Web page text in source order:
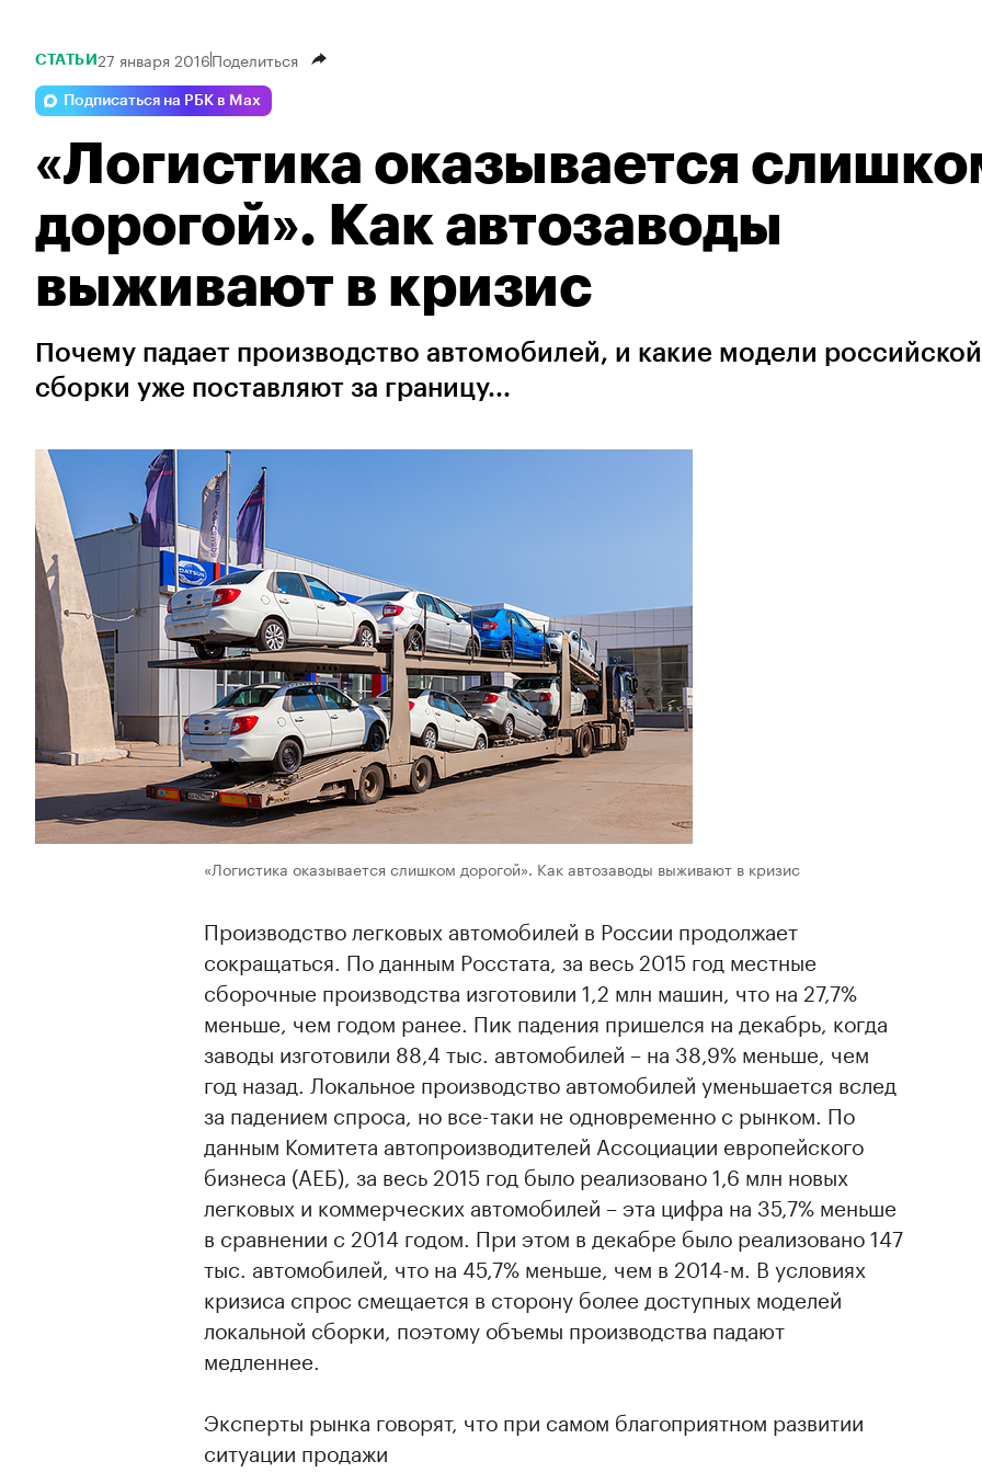
СТАТЬИ 27 января 2016Поделиться
Подписаться на РБК в Max
«Логистика оказывается
дорогой». Как автозаводы
выживают в кризис
Почему падает производство автомобилей, и какие модели российской
сборки уже поставляют за границу...
«Логистика оказывается слишком дорогой». Как автозаводы выживают в кризис
Производство легковых автомобилей в России продолжает
сокращаться. По данным Росстата, за весь 2015 год местные
сборочные производства изготовили 1,2 млн машин, что на 27,7%
меньше, чем годом ранее. Пик падения пришелся на декабрь, когда
заводы изготовили 88,4 тыс. автомобилей – на 38,9% меньше, чем
год назад. Локальное производство автомобилей уменьшается вслед
за падением спроса, но все-таки не одновременно с рынком. По
данным Комитета автопроизводителей Ассоциации европейского
бизнеса (АЕБ), за весь 2015 год было реализовано 1,6 млн новых
легковых и коммерческих автомобилей – эта цифра на 35,7% меньше
в сравнении с 2014 годом. При этом в декабре было реализовано 147
тыс. автомобилей, что на 45,7% меньше, чем в 2014-м. В условиях
кризиса спрос смещается в сторону более доступных моделей
локальной сборки, поэтому объемы производства падают
медленнее.
​​Эксперты рынка говорят, что при самом благоприятном развитии
ситуации продажи